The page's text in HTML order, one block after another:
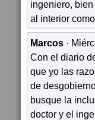
ingeniero,
al interior
Marcos ·
Con el diario
que yo las
de
busque la
doctor y el